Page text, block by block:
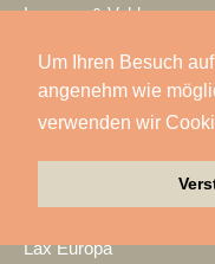
Um Ihren Besuch
angenehm wie
verwenden wir
Laauser & Vohl
LANG
LANG ACADEMY
Laser Imagineering
Lax Europa